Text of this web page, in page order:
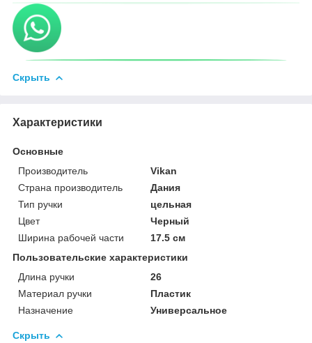
Скрыть
Характеристики
Основные
Производитель
Vikan
Страна производитель
Дания
Тип ручки
цельная
Цвет
Черный
Ширина рабочей части
17.5 см
Пользовательские характеристики
Длина ручки
26
Материал ручки
Пластик
Назначение
Универсальное
Скрыть